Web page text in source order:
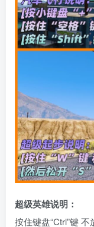
超级英雄说明：
按住键盘“Ctrl”键